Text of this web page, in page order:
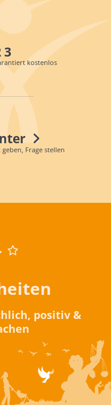
3
kostenlos
Frage stellen
positiv &